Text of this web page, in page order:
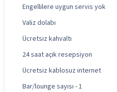
Engellilere uygun servis yok
Valiz dolabı
Ücretsiz kahvaltı
24 saat açık resepsiyon
Ücretsiz kablosuz internet
Bar/lounge sayısı - 1